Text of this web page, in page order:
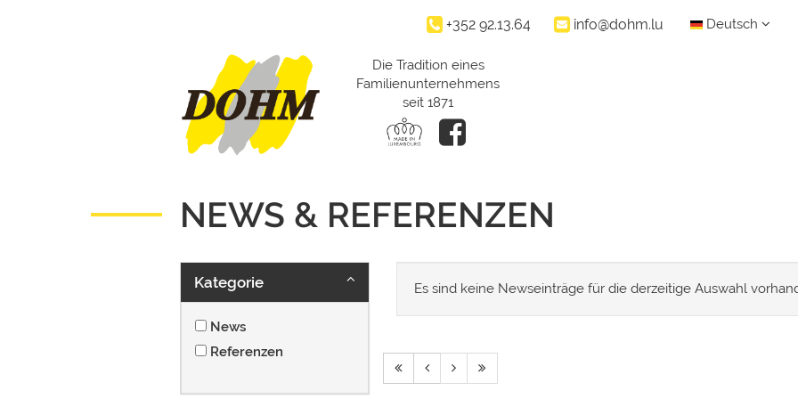
+352 92.13.64 info@dohm.lu Deutsch
Die Tradition eines
Familienunternehmens
seit 1871
NEWS & REFERENZEN
Kategorie
News
Referenzen
Es sind keine Newseinträge für die derzeitige Auswahl